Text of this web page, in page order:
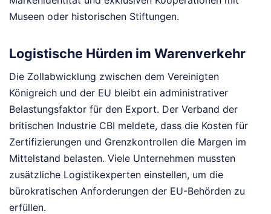
Museen oder historischen Stiftungen.
Logistische Hürden im Warenverkehr
Die Zollabwicklung zwischen dem Vereinigten
Königreich und der EU bleibt ein administrativer
Belastungsfaktor für den Export. Der Verband der
britischen Industrie CBI meldete, dass die Kosten für
Zertifizierungen und Grenzkontrollen die Margen im
Mittelstand belasten. Viele Unternehmen mussten
zusätzliche Logistikexperten einstellen, um die
bürokratischen Anforderungen der EU-Behörden zu
erfüllen.